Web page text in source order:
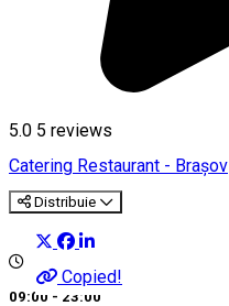
5.0 5 reviews
Catering Restaurant - Brașov
Distribuie
Copied!
09:00 - 23:00